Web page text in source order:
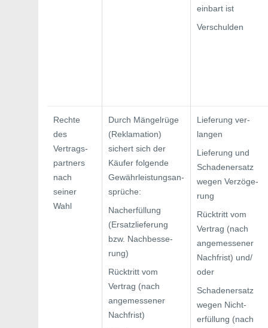
einbart ist
Verschulden
Rechte
des
Vertrags­
partners
nach
seiner
Wahl
Durch Mängelrüge
(Reklamation)
sichert sich der
Käufer folgende
Gewährleistungsan­
sprüche:
Nacherfüllung
(Ersatzlieferung
bzw. Nachbesse­
rung)
Rücktritt vom
Vertrag (nach
angemessener
Nachfrist)
Lieferung ver­
langen
Lieferung und
Schadenersatz
wegen Verzöge­
rung
Rücktritt vom
Vertrag (nach
angemessener
Nachfrist) und/
oder
Schadenersatz
wegen Nicht­
erfüllung (nach